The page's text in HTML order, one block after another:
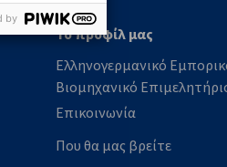
Το προφίλ μας
Ελληνογερμανικό
Βιομηχανικό
Επικοινωνία
Που θα μας βρείτε
by